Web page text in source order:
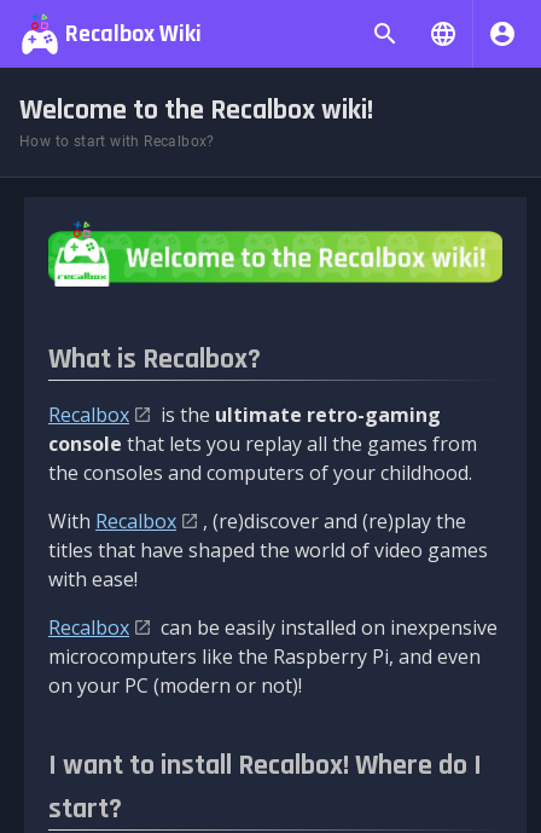
Recalbox Wiki
Welcome to the Recalbox wiki!
How to start with Recalbox?
What is Recalbox?
Recalbox is the ultimate retro-gaming
console that lets you replay all the games from
the consoles and computers of your childhood.
With Recalbox
, (re)discover and (re)play the
titles that have shaped the world of video games
with ease!
Recalbox
can be easily installed on inexpensive
microcomputers like the Raspberry Pi, and even
on your PC (modern or not)!
I want to install Recalbox! Where do I
start?